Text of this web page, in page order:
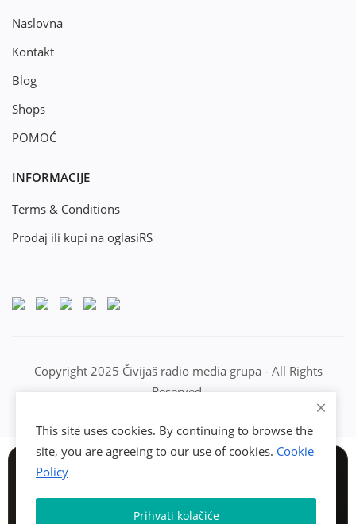
Naslovna
Kontakt
Blog
Shops
POMOĆ
INFORMACIJE
Terms & Conditions
Prodaj ili kupi na oglasiRS
Copyright 2025 Čivijaš radio media grupa - All Rights
Reserved.
This site uses cookies. By continuing to browse the
site, you are agreeing to our use of cookies. Cookie
Policy
Prihvati kolačiće